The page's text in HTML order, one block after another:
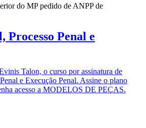
do MP pedido de ANPP de
Processo Penal e
Talon, o curso por assinatura de
e Execução Penal. Assine o plano
acesso a MODELOS DE PEÇAS.